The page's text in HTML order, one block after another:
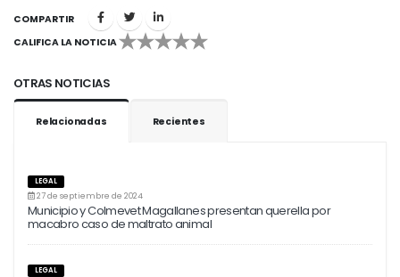
COMPARTIR
CALIFICA LA NOTICIA
1 2 3 4 5
OTRAS NOTICIAS
Relacionadas Recientes
LEGAL
27 de septiembre de 2024
Municipio y Colmevet Magallanes presentan querella por
macabro caso de maltrato animal
LEGAL